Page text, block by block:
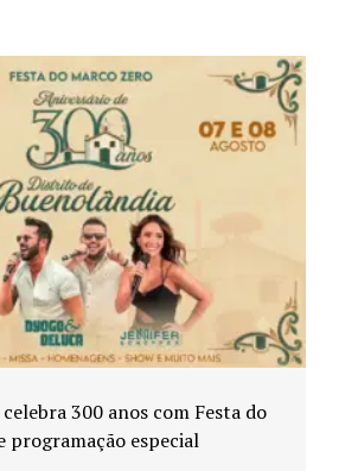
Senador Canedo fecha
com investimentos e
letivo em agosto*